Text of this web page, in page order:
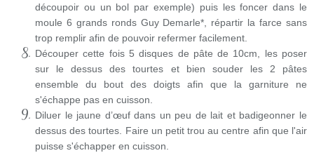
découpoir ou un bol par exemple) puis les foncer dans le
moule 6 grands ronds Guy Demarle*, répartir la farce sans
trop remplir afin de pouvoir refermer facilement.
Découper cette fois 5 disques de pâte de 10cm, les poser
sur le dessus des tourtes et bien souder les 2 pâtes
ensemble du bout des doigts afin que la garniture ne
s'échappe pas en cuisson.
Diluer le jaune d’œuf dans un peu de lait et badigeonner le
dessus des tourtes. Faire un petit trou au centre afin que l'air
puisse s'échapper en cuisson.